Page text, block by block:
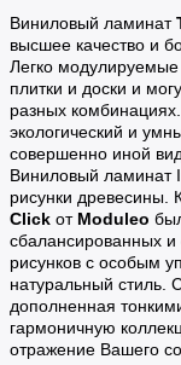
Виниловый ламинат
высшее качество и
Легко модулируемые
плитки и доски и
разных комбинациях.
экологический и
совершенно иной
Виниловый ламинат
рисунки древесины.
Click от Moduleo
сбалансированных
рисунков с особым
натуральный стиль.
дополненная
гармоничную
отражение Вашего